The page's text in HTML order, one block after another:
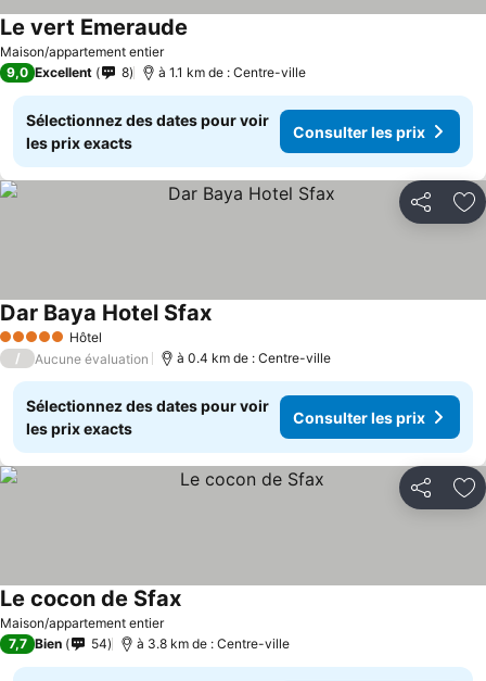
Maison/appartement entier
Le vert Emeraude
9,0 Excellent 8 à 1.1 km de : Centre-ville
Sélectionnez des dates pour voir
les prix exacts
Consulter les prix
Partager
5 Étoiles Hôtel
Dar Baya Hotel SfaxConsulter les prix
/ Aucune évaluation à 0.4 km de : Centre-ville
Sélectionnez des dates pour voir
les prix exacts
Consulter les prix
Partager
Maison/appartement entier
Le cocon de SfaxConsulter les prix
7,7 Bien 54 à 3.8 km de : Centre-ville